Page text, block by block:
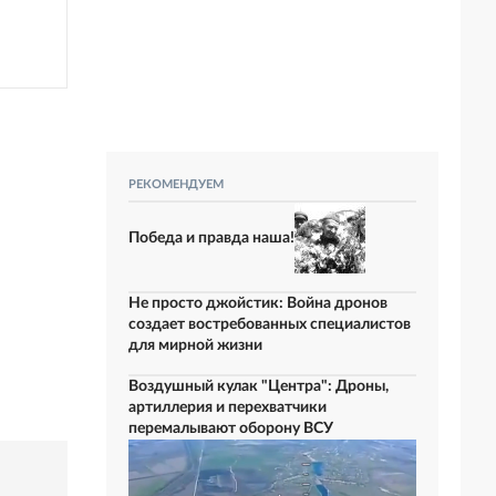
РЕКОМЕНДУЕМ
Победа и правда наша!
Не просто джойстик: Война дронов
создает востребованных специалистов
для мирной жизни
Воздушный кулак "Центра": Дроны,
артиллерия и перехватчики
перемалывают оборону ВСУ